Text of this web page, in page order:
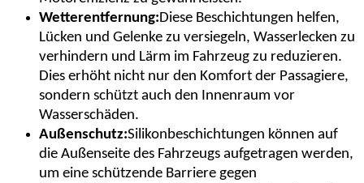
Wetterentfernung:Diese Beschichtungen helfen,
Lücken und Gelenke zu versiegeln, Wasserlecken zu
verhindern und Lärm im Fahrzeug zu reduzieren.
Dies erhöht nicht nur den Komfort der Passagiere,
sondern schützt auch den Innenraum vor
Wasserschäden.
Außenschutz:Silikonbeschichtungen können auf
die Außenseite des Fahrzeugs aufgetragen werden,
um eine schützende Barriere gegen